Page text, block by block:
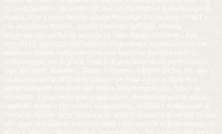
di riscaldamento, all’interno di una soletta adatta a qualsiasi tipo di
scarpa. Aria è prodotto che unisce Wearable Technology e l’IoT e
che nel medio termine, tramite l’utilizzo dell’app, intende
implementare anche un servizio di Data Analysis tramite i dati
raccolti ed analizzati dall’utilizzo del prodotto; soprattutto a livello
medicale questo comporterebbe una funzione fondamentale di
monitoraggio per la prima volta a disposizione di un medico nella
cura del piede diabetico. Target // sportivo e medicale Sia per uno
sportivo a caccia della performance perfetta o per un diabetico
particolarmente sensibile agli sbalzi della temperatura, Aria è la
soluzione. Lo sportivo può migliorare la prestazione grazie ad un
controllo termico che eviterà sudorazione, umidità e formazione di
vesciche. Inoltre l’app funziona da activity tracker e permette in base
allo sport praticato di personalizzare i dati raccolti e di monitorare le